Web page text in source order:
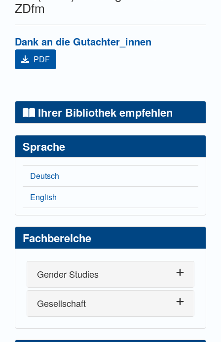
ZDfm
Dank an die Gutachter_innen
PDF
Ihrer Bibliothek empfehlen
Sprache
Deutsch
English
Fachbereiche
Gender Studies
Gesellschaft